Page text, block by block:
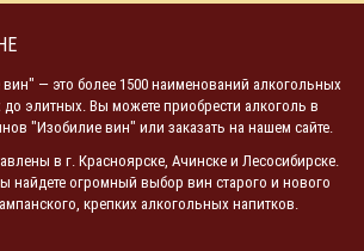
— это более 1500 наименований алкогольных
до элитных. Вы можете приобрести алкоголь в
"Изобилие вин" или заказать на нашем сайте.
в г. Красноярске, Ачинске и Лесосибирске.
найдете огромный выбор вин старого и нового
крепких алкогольных напитков.